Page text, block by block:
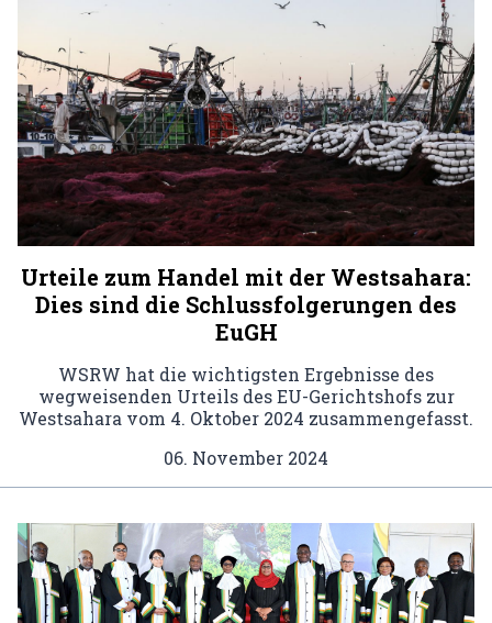
Urteile zum Handel mit der Westsahara:
Dies sind die Schlussfolgerungen des
EuGH
WSRW hat die wichtigsten Ergebnisse des
wegweisenden Urteils des EU-Gerichtshofs zur
Westsahara vom 4. Oktober 2024 zusammengefasst.
06. November 2024